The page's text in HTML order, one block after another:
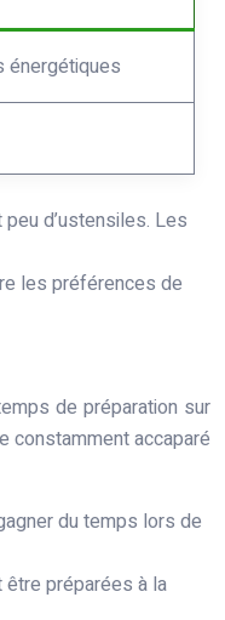
énergétiques
d’ustensiles. Les
les préférences de
de préparation sur
constamment accaparé
du temps lors de
préparées à la